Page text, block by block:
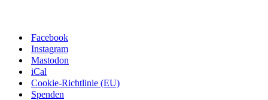
Facebook
Instagram
Mastodon
iCal
Cookie-Richtlinie (EU)
Spenden